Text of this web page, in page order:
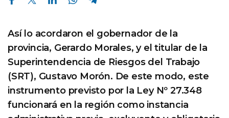
Así lo acordaron el gobernador de la
provincia, Gerardo Morales, y el titular de la
Superintendencia de Riesgos del Trabajo
(SRT), Gustavo Morón. De este modo, este
instrumento previsto por la Ley Nº 27.348
funcionará en la región como instancia